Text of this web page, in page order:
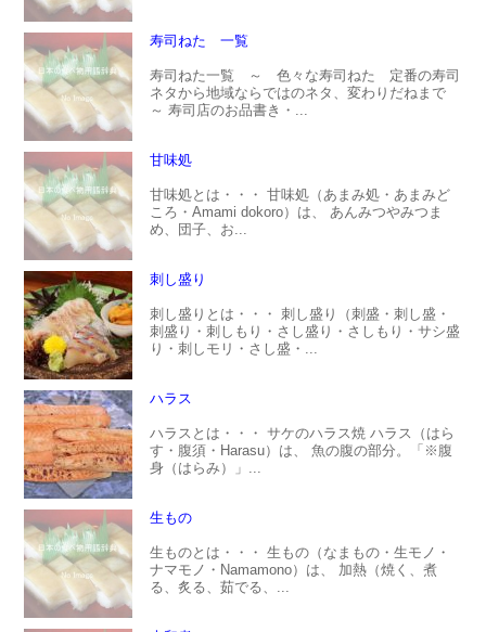
寿司ねた 一覧
寿司ねた一覧 ～ 色々な寿司ねた 定番の寿司
ネタから地域ならではのネタ、変わりだねまで
～ 寿司店のお品書き・...
甘味処
甘味処とは・・・ 甘味処（あまみ処・あまみど
ころ・Amami dokoro）は、 あんみつやみつま
め、団子、お...
刺し盛り
刺し盛りとは・・・ 刺し盛り（刺盛・刺し盛・
刺盛り・刺しもり・さし盛り・さしもり・サシ盛
り・刺しモリ・さし盛・...
ハラス
ハラスとは・・・ サケのハラス焼 ハラス（はら
す・腹須・Harasu）は、 魚の腹の部分。「※腹
身（はらみ）」...
生もの
生ものとは・・・ 生もの（なまもの・生モノ・
ナマモノ・Namamono）は、 加熱（焼く、煮
る、炙る、茹でる、...